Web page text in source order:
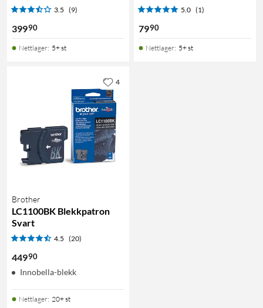
3.5 (9)
39990
Nettlager: 5+ st
5.0 (1)
7990
Nettlager: 5+ st
Brother
LC1100BK Blekkpatron
Svart
4.5 (20)
44990
Innobella-blekk
Nettlager: 20+ st
4